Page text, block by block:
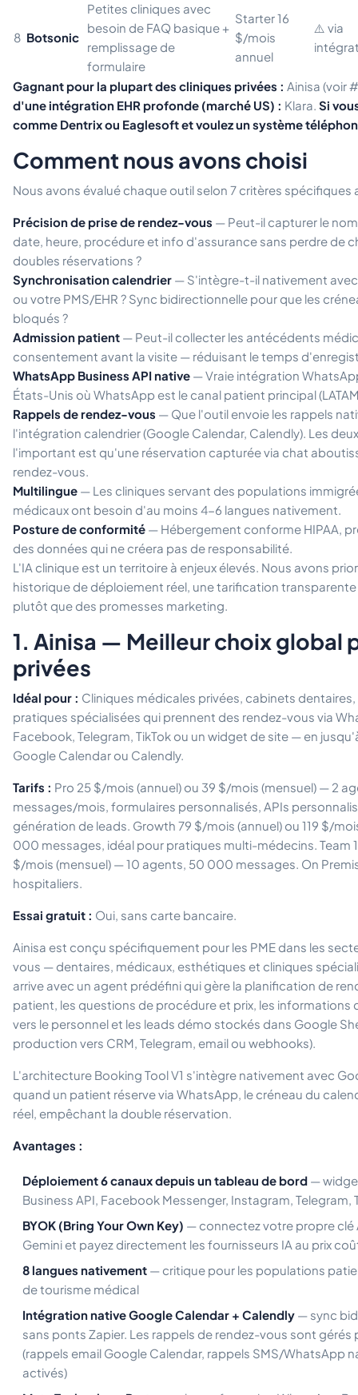
8 Botsonic
Petites cliniques avec
besoin de FAQ basique +
remplissage de
formulaire
Starter 16
$/mois
annuel
⚠️ via
Gagnant pour la plupart des cliniques privées : Ainisa (voir
d'une intégration EHR profonde (marché US) : Klara. Si
comme Dentrix ou Eaglesoft et voulez un système
Comment nous avons choisi
Nous avons évalué chaque outil selon 7 critères spécifiques
Précision de prise de rendez-vous — Peut-il capturer le
date, heure, procédure et info d'assurance sans perdre de
doubles réservations ?
Synchronisation calendrier — S'intègre-t-il nativement
ou votre PMS/EHR ? Sync bidirectionnelle pour que les
bloqués ?
Admission patient — Peut-il collecter les antécédents
consentement avant la visite — réduisant le temps
WhatsApp Business API native — Vraie intégration
États-Unis où WhatsApp est le canal patient principal
Rappels de rendez-vous — Que l'outil envoie les rappels
l'intégration calendrier (Google Calendar, Calendly). Les
l'important est qu'une réservation capturée via chat
rendez-vous.
Multilingue — Les cliniques servant des populations
médicaux ont besoin d'au moins 4-6 langues nativement.
Posture de conformité — Hébergement conforme HIPAA,
des données qui ne créera pas de responsabilité.
L'IA clinique est un territoire à enjeux élevés. Nous avons
historique de déploiement réel, une tarification
plutôt que des promesses marketing.
1. Ainisa — Meilleur choix global
privées
Idéal pour : Cliniques médicales privées, cabinets
pratiques spécialisées qui prennent des rendez-vous via
Facebook, Telegram, TikTok ou un widget de site — en
Google Calendar ou Calendly.
Tarifs : Pro 25 $/mois (annuel) ou 39 $/mois (mensuel) — 2
messages/mois, formulaires personnalisés, APIs
génération de leads. Growth 79 $/mois (annuel) ou 119 $/
000 messages, idéal pour pratiques multi-médecins. Team
$/mois (mensuel) — 10 agents, 50 000 messages. On
hospitaliers.
Essai gratuit : Oui, sans carte bancaire.
Ainisa est conçu spécifiquement pour les PME dans les
vous — dentaires, médicaux, esthétiques et cliniques
arrive avec un agent prédéfini qui gère la planification de
patient, les questions de procédure et prix, les informations
vers le personnel et les leads démo stockés dans Google
production vers CRM, Telegram, email ou webhooks).
L'architecture Booking Tool V1 s'intègre nativement avec
quand un patient réserve via WhatsApp, le créneau du
réel, empêchant la double réservation.
Avantages :
Déploiement 6 canaux depuis un tableau de bord —
Business API, Facebook Messenger, Instagram, Telegram,
BYOK (Bring Your Own Key) — connectez votre propre clé
Gemini et payez directement les fournisseurs IA au prix
8 langues nativement — critique pour les populations
de tourisme médical
Intégration native Google Calendar + Calendly — sync
sans ponts Zapier. Les rappels de rendez-vous sont gérés
(rappels email Google Calendar, rappels SMS/WhatsApp
activés)